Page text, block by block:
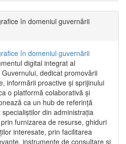
în domeniul guvernării
în domeniul guvernării
digital integrat al
dedicat promovării
informării proactive și sprijinului
o platformă colaborativă și
ca un hub de referință
din administrația
furnizarea de resurse, ghiduri
interesate, prin facilitarea
instrumente de consultare și